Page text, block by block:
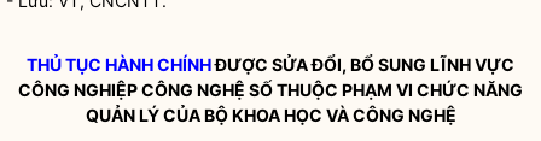
THỦ TỤC HÀNH CHÍNHĐƯỢC SỬA ĐỔI, BỔ SUNG LĨNH VỰC
CÔNG NGHIỆP CÔNG NGHỆ SỐ THUỘC PHẠM VI CHỨC NĂNG
QUẢN LÝ CỦA BỘ KHOA HỌC VÀ CÔNG NGHỆ